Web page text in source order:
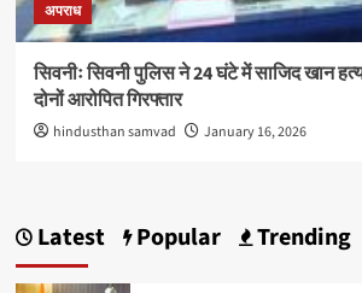
अपराध
सिवनीः सिवनी पुलिस ने 24 घंटे में साजिद खान
दोनों आरोपित गिरफ्तार
hindusthan samvad January 16, 2026
Latest Popular Trending